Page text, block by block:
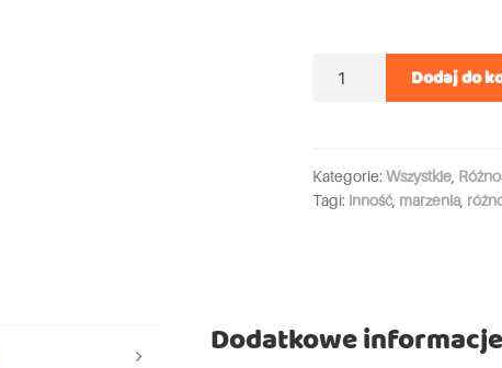
Dodaj do
Kategorie: Wszystkie,
Tagi: inność, marzenia,
Dodatkowe informacje